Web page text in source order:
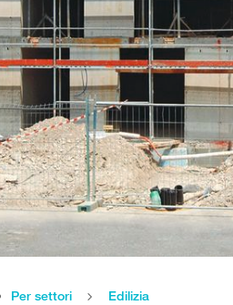
Per settori Edilizia